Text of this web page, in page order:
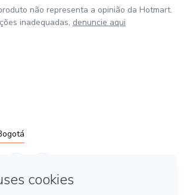
não representa a opinião da Hotmart.
inadequadas, denuncie aqui